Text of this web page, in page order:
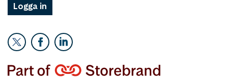
Logga in